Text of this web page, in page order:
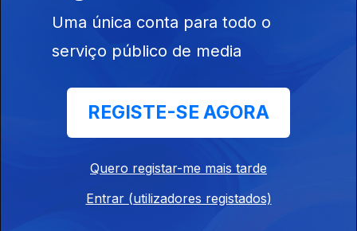
17 jul. 2026
Direto Cabo Verde
16 jul. 2026
Direto Moçambique
Uma única conta para todo o
serviço público de media
REGISTE-SE AGORA
Quero registar-me mais tarde
Entrar (utilizadores registados)